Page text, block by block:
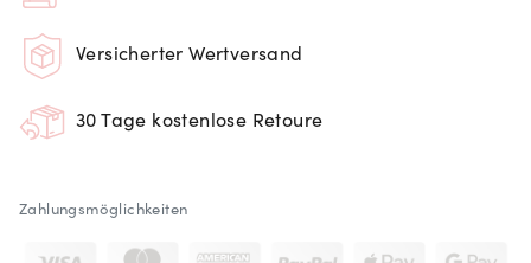
Versicherter Wertversand
30 Tage kostenlose Retoure
Zahlungsmöglichkeiten